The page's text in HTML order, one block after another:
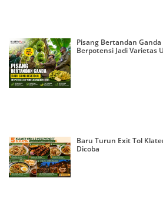
Pisang Bertandan
Berpotensi Jadi Varietas
Baru Turun Exit Tol
Dicoba